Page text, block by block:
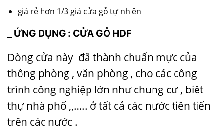
giá rẻ hơn 1/3 giá cửa gỗ tự nhiên
_ ỨNG DỤNG : CỬA GỖ HDF
Dòng cửa này đã thành chuẩn mực của
thông phòng , văn phòng , cho các công
trình công nghiệp lớn như chung cư , biệt
thự nhà phố ,,….. ở tất cả các nước tiên tiến
trên các nước .